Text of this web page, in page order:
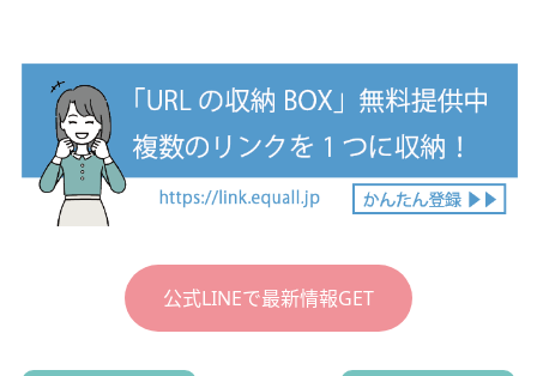
公式LINEで最新情報GET